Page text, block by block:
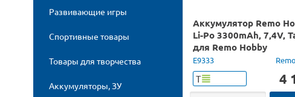
Развивающие игры
Спортивные товары
Товары для творчества
Аккумуляторы, ЗУ
Аккумулятор Remo
Li-Po 3300mAh, 7,4V,
для Remo Hobby
E9333
Т 4